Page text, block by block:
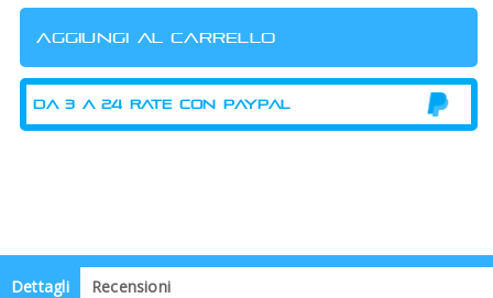
Dettagli Recensioni